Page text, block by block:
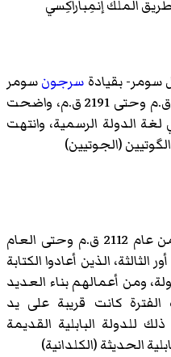
سومر- بقيادة سرجونسومر
تحت حكم أسرة واحدة من 2371 ق.م وحتى 2191 ق.م، واضحت
الدولة الرسمية، وانتهت
(الجوتيين)
دامت الدولة السومرية الحديثة من عام 2112 ق.م وحتى العام
الثالثة، الذين أعادوا الكتابة
ومن أعمالهم بناء العديد
الفترة كانت قريبة على يد
للدولة البابلية القديمة
الحديثة (الكلدانية)